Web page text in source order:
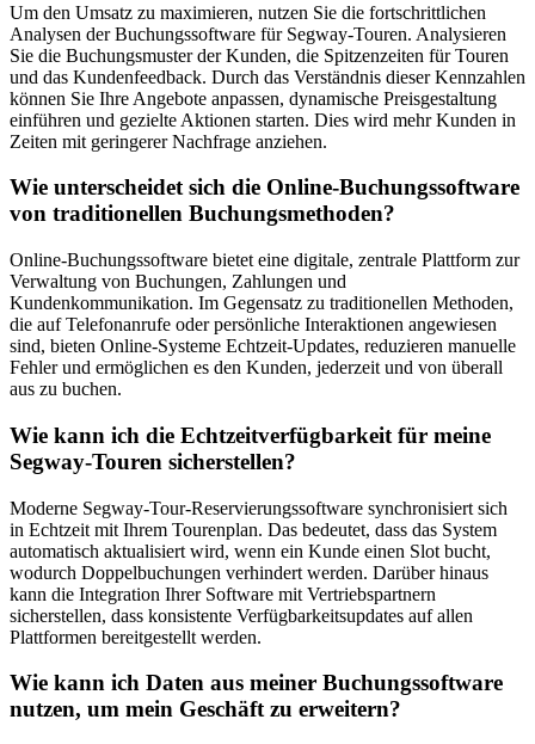
Um den Umsatz zu maximieren, nutzen Sie die fortschrittlichen
Analysen der Buchungssoftware für Segway-Touren. Analysieren
Sie die Buchungsmuster der Kunden, die Spitzenzeiten für Touren
und das Kundenfeedback. Durch das Verständnis dieser Kennzahlen
können Sie Ihre Angebote anpassen, dynamische Preisgestaltung
einführen und gezielte Aktionen starten. Dies wird mehr Kunden in
Zeiten mit geringerer Nachfrage anziehen.
Wie unterscheidet sich die Online-Buchungssoftware
von traditionellen Buchungsmethoden?
Online-Buchungssoftware bietet eine digitale, zentrale Plattform zur
Verwaltung von Buchungen, Zahlungen und
Kundenkommunikation. Im Gegensatz zu traditionellen Methoden,
die auf Telefonanrufe oder persönliche Interaktionen angewiesen
sind, bieten Online-Systeme Echtzeit-Updates, reduzieren manuelle
Fehler und ermöglichen es den Kunden, jederzeit und von überall
aus zu buchen.
Wie kann ich die Echtzeitverfügbarkeit für meine
Segway-Touren sicherstellen?
Moderne Segway-Tour-Reservierungssoftware synchronisiert sich
in Echtzeit mit Ihrem Tourenplan. Das bedeutet, dass das System
automatisch aktualisiert wird, wenn ein Kunde einen Slot bucht,
wodurch Doppelbuchungen verhindert werden. Darüber hinaus
kann die Integration Ihrer Software mit Vertriebspartnern
sicherstellen, dass konsistente Verfügbarkeitsupdates auf allen
Plattformen bereitgestellt werden.
Wie kann ich Daten aus meiner Buchungssoftware
nutzen, um mein Geschäft zu erweitern?